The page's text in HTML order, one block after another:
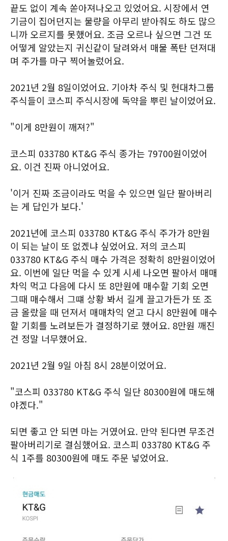
끝도 없이 계속 쏟아져나오고 있었어요. 시장에서 연
기금이 집어던지는 물량을 아무리 받아줘도 하도 많으
니까 오르지를 못했어요. 조금 오르나 싶으면 그건 또
어떻게 알았는지 귀신같이 달려와서 매물 폭탄 던져대
며 주가를 마구 찍어눌렀어요.
2021년 2월 8일이었어요. 기아차 주식 및 현대차그룹
주식들이 코스피 주식시장에 독약을 뿌린 날이었어요.
"이게 8만원이 깨져?"
코스피 033780 KT&G 주식 종가는 79700원이었어
요. 이건 진짜 아니었어요.
'이거 진짜 조금이라도 먹을 수 있으면 일단 팔아버리
는 게 답인가 보다.'
2021년에 코스피 033780 KT&G 주식 주가가 8만원
이 되는 날이 또 없겠냐 싶었어요. 저의 코스피
033780 KT&G 주식 매수 가격은 정확히 8만원이었어
요. 이번에 일단 먹을 수 있게 시세 나오면 팔아서 매매
차익 먹고 다음에 다시 또 8만원에 매수할 기회 오면
그때 매수해서 그떄 상황 봐서 길게 끌고가든가 또 조
금 올랐을 때 던져서 매매차익 얻고 다시 8만원에 매수
할 기회를 노려보든가 결정하기로 했어요. 8만원 깨진
건 정말 너무했어요.
2021년 2월 9일 아침 8시 28분이었어요.
"코스피 033780 KT&G 주식 일단 80300원에 매도해
야겠다."
되면 좋고 안 되면 마는 거였어요. 만약 된다면 무조건
팔아버리기로 결심했어요. 코스피 033780 KT&G 주
식 1주를 80300원에 매도 주문 넣었어요.